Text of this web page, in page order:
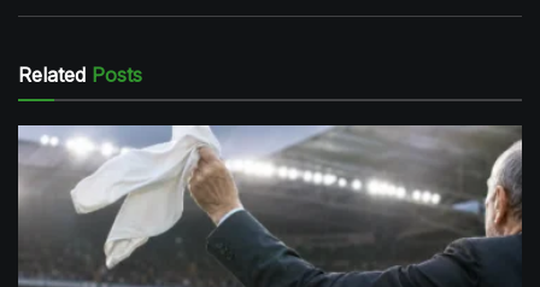
Related Posts